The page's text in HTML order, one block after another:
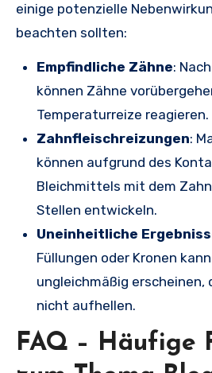
einige potenzielle
beachten sollten:
Empfindliche Zähne:
können Zähne
Temperaturreize reagieren.
Zahnfleischreizungen:
können aufgrund des
Bleichmittels mit dem
Stellen entwickeln.
Uneinheitliche
Füllungen oder Kronen
ungleichmäßig erscheinen,
nicht aufhellen.
FAQ – Häufige